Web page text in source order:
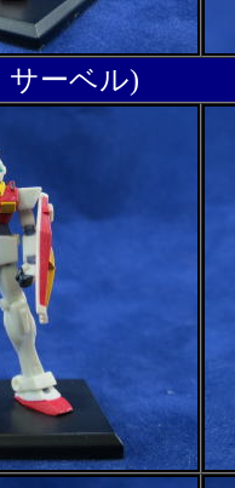
サーベル)